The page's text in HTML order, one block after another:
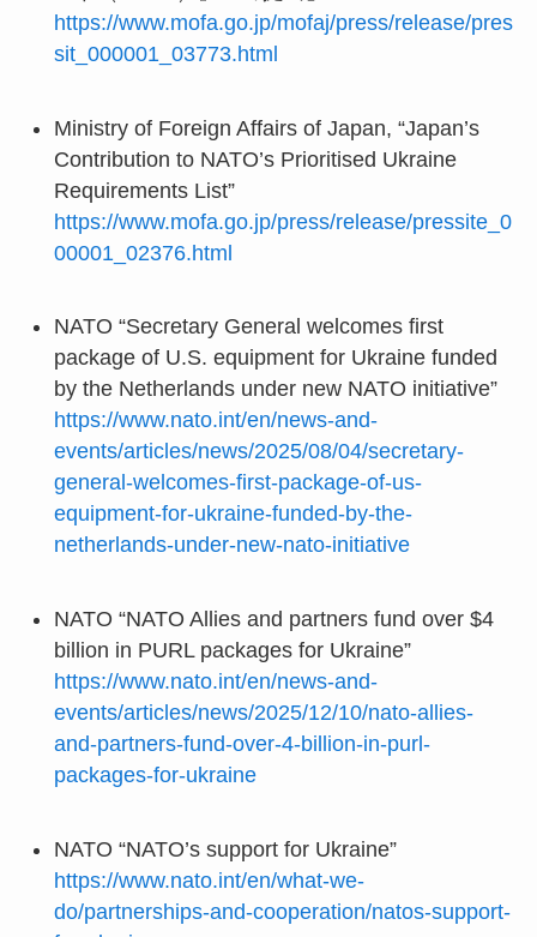
https://www.mofa.go.jp/mofaj/press/release/pres
sit_000001_03773.html
Ministry of Foreign Affairs of Japan, “Japan’s
Contribution to NATO’s Prioritised Ukraine
Requirements List”
https://www.mofa.go.jp/press/release/pressite_0
00001_02376.html
NATO “Secretary General welcomes first
package of U.S. equipment for Ukraine funded
by the Netherlands under new NATO initiative”
https://www.nato.int/en/news-and-
events/articles/news/2025/08/04/secretary-
general-welcomes-first-package-of-us-
equipment-for-ukraine-funded-by-the-
netherlands-under-new-nato-initiative
NATO “NATO Allies and partners fund over $4
billion in PURL packages for Ukraine”
https://www.nato.int/en/news-and-
events/articles/news/2025/12/10/nato-allies-
and-partners-fund-over-4-billion-in-purl-
packages-for-ukraine
NATO “NATO’s support for Ukraine”
https://www.nato.int/en/what-we-
do/partnerships-and-cooperation/natos-support-